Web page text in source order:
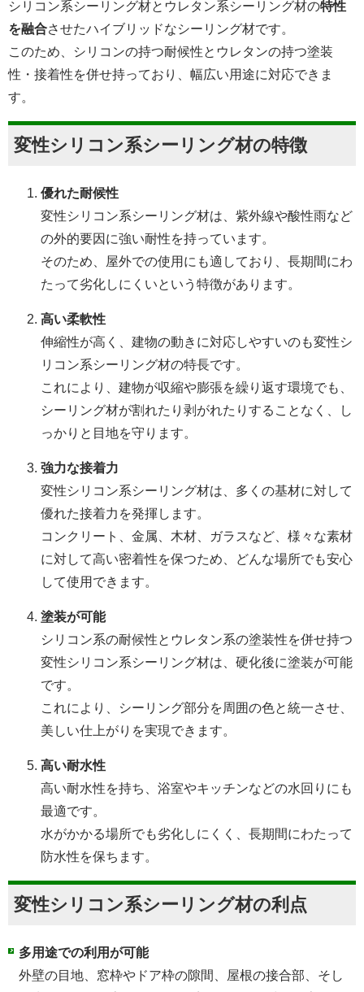
シリコン系シーリング材とウレタン系シーリング材の特性
を融合させたハイブリッドなシーリング材です。
このため、シリコンの持つ耐候性とウレタンの持つ塗装
性・接着性を併せ持っており、幅広い用途に対応できま
す。
変性シリコン系シーリング材の特徴
優れた耐候性
変性シリコン系シーリング材は、紫外線や酸性雨など
の外的要因に強い耐性を持っています。
そのため、屋外での使用にも適しており、長期間にわ
たって劣化しにくいという特徴があります。
高い柔軟性
伸縮性が高く、建物の動きに対応しやすいのも変性シ
リコン系シーリング材の特長です。
これにより、建物が収縮や膨張を繰り返す環境でも、
シーリング材が割れたり剥がれたりすることなく、し
っかりと目地を守ります。
強力な接着力
変性シリコン系シーリング材は、多くの基材に対して
優れた接着力を発揮します。
コンクリート、金属、木材、ガラスなど、様々な素材
に対して高い密着性を保つため、どんな場所でも安心
して使用できます。
塗装が可能
シリコン系の耐候性とウレタン系の塗装性を併せ持つ
変性シリコン系シーリング材は、硬化後に塗装が可能
です。
これにより、シーリング部分を周囲の色と統一させ、
美しい仕上がりを実現できます。
高い耐水性
高い耐水性を持ち、浴室やキッチンなどの水回りにも
最適です。
水がかかる場所でも劣化しにくく、長期間にわたって
防水性を保ちます。
変性シリコン系シーリング材の利点
多用途での利用が可能
外壁の目地、窓枠やドア枠の隙間、屋根の接合部、そし